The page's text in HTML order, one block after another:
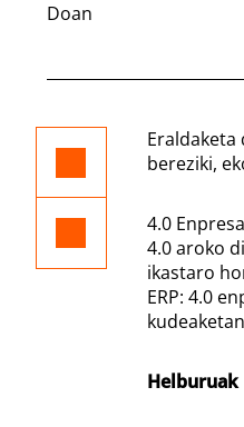
Doan
bereziki,
4.0
4.0 aroko
ikastaro
ERP: 4.0
Helburuak